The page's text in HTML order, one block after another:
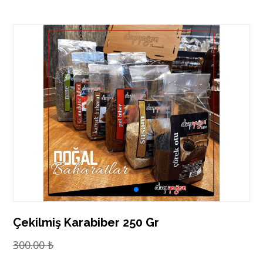
Çekilmiş Karabiber 250 Gr
300.00₺